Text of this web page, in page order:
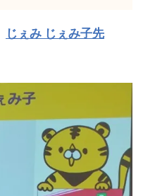
じぇみ じぇみ子先